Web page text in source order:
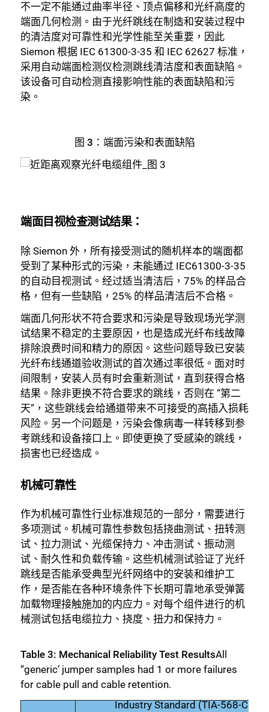
不一定不能通过曲率半径、顶点偏移和光纤高度的
端面几何检测。由于光纤跳线在制造和安装过程中
的清洁度对可靠性和光学性能至关重要，因此
Siemon 根据 IEC 61300-3-35 和 IEC 62627 标准，
采用自动端面检测仪检测跳线清洁度和表面缺陷。
该设备可自动检测直接影响性能的表面缺陷和污
染。
图 3： 端面污染和表面缺陷
端面目视检查测试结果：
除 Siemon 外，所有接受测试的随机样本的端面都
受到了某种形式的污染，未能通过 IEC61300-3-35
的自动目视测试。经过适当清洁后，75% 的样品合
格，但有一些缺陷，25% 的样品清洁后不合格。
端面几何形状不符合要求和污染是导致现场光学测
试结果不稳定的主要原因，也是造成光纤布线故障
排除浪费时间和精力的原因。这些问题导致已安装
光纤布线通道验收测试的首次通过率很低。面对时
间限制，安装人员有时会重新测试，直到获得合格
结果。除非更换不符合要求的跳线，否则在 “第二
天”，这些跳线会给通道带来不可接受的高插入损耗
风险。另一个问题是，污染会像病毒一样转移到参
考跳线和设备接口上。即使更换了受感染的跳线，
损害也已经造成。
机械可靠性
作为机械可靠性行业标准规范的一部分，需要进行
多项测试。机械可靠性参数包括挠曲测试、扭转测
试、拉力测试、光缆保持力、冲击测试、振动测
试、耐久性和负载传输。这些机械测试验证了光纤
跳线是否能承受典型光纤网络中的安装和维护工
作，是否能在各种环境条件下长期可靠地承受弹簧
加载物理接触施加的内应力。对每个组件进行的机
械测试包括电缆拉力、挠度、扭力和保持力。
Table 3: Mechanical Reliability Test ResultsAll
“generic’ jumper samples had 1 or more failures
for cable pull and cable retention.
Industry Standard (TIA-568-C.3)